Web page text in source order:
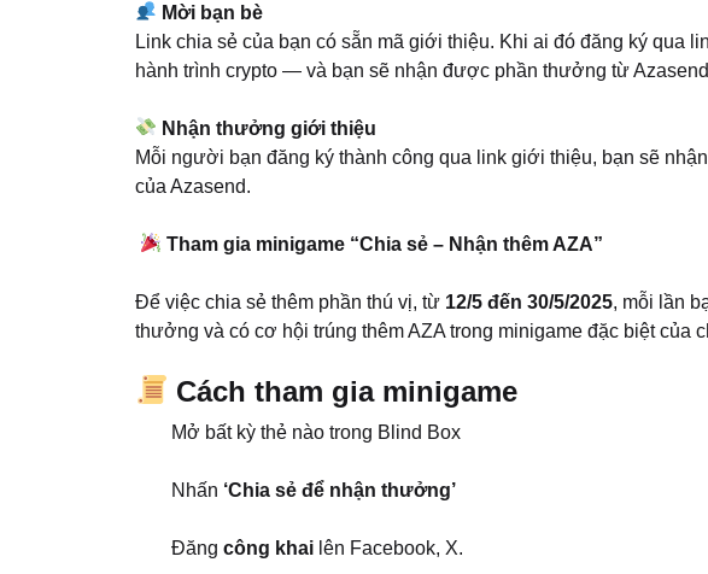
Mời bạn bè
Link chia sẻ của bạn có sẵn mã giới thiệu. Khi ai đó đăng ký qua
hành trình crypto — và bạn sẽ nhận được phần thưởng từ
Nhận thưởng giới thiệu
Mỗi người bạn đăng ký thành công qua link giới thiệu, bạn sẽ
của Azasend.
Tham gia minigame “Chia sẻ – Nhận thêm AZA”
Để việc chia sẻ thêm phần thú vị, từ 12/5 đến 30/5/2025, mỗi lần
thưởng và có cơ hội trúng thêm AZA trong minigame đặc biệt của
Cách tham gia minigame
Mở bất kỳ thẻ nào trong Blind Box
Nhấn ‘Chia sẻ để nhận thưởng’
Đăng công khai lên Facebook, X.